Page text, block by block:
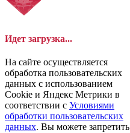
Идет загрузка...
На сайте осуществляется
обработка пользовательских
данных с использованием
Cookie и Яндекс Метрики в
соответствии с Условиями
обработки пользовательских
данных. Вы можете запретить